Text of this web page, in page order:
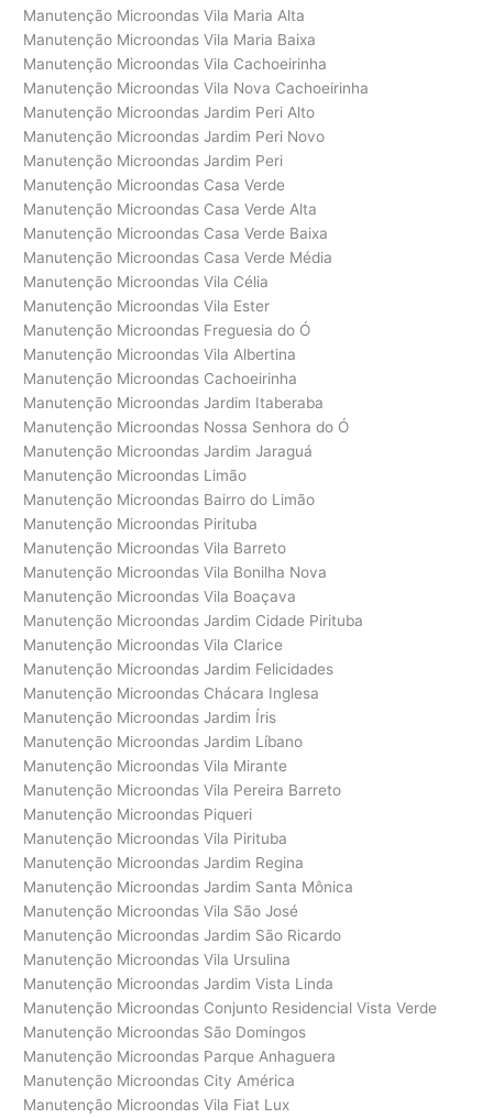
Manutenção Microondas Vila Maria Alta
Manutenção Microondas Vila Maria Baixa
Manutenção Microondas Vila Cachoeirinha
Manutenção Microondas Vila Nova Cachoeirinha
Manutenção Microondas Jardim Peri Alto
Manutenção Microondas Jardim Peri Novo
Manutenção Microondas Jardim Peri
Manutenção Microondas Casa Verde
Manutenção Microondas Casa Verde Alta
Manutenção Microondas Casa Verde Baixa
Manutenção Microondas Casa Verde Média
Manutenção Microondas Vila Célia
Manutenção Microondas Vila Ester
Manutenção Microondas Freguesia do Ó
Manutenção Microondas Vila Albertina
Manutenção Microondas Cachoeirinha
Manutenção Microondas Jardim Itaberaba
Manutenção Microondas Nossa Senhora do Ó
Manutenção Microondas Jardim Jaraguá
Manutenção Microondas Limão
Manutenção Microondas Bairro do Limão
Manutenção Microondas Pirituba
Manutenção Microondas Vila Barreto
Manutenção Microondas Vila Bonilha Nova
Manutenção Microondas Vila Boaçava
Manutenção Microondas Jardim Cidade Pirituba
Manutenção Microondas Vila Clarice
Manutenção Microondas Jardim Felicidades
Manutenção Microondas Chácara Inglesa
Manutenção Microondas Jardim Íris
Manutenção Microondas Jardim Líbano
Manutenção Microondas Vila Mirante
Manutenção Microondas Vila Pereira Barreto
Manutenção Microondas Piqueri
Manutenção Microondas Vila Pirituba
Manutenção Microondas Jardim Regina
Manutenção Microondas Jardim Santa Mônica
Manutenção Microondas Vila São José
Manutenção Microondas Jardim São Ricardo
Manutenção Microondas Vila Ursulina
Manutenção Microondas Jardim Vista Linda
Manutenção Microondas Conjunto Residencial Vista Verde
Manutenção Microondas São Domingos
Manutenção Microondas Parque Anhaguera
Manutenção Microondas City América
Manutenção Microondas Vila Fiat Lux